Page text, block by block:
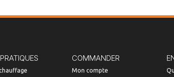
COMMANDER
Mon compte